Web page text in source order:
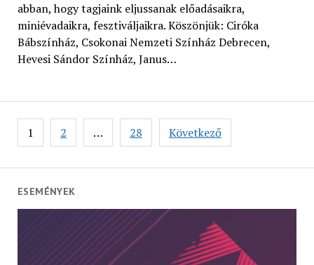
abban, hogy tagjaink eljussanak előadásaikra,
miniévadaikra, fesztiváljaikra. Köszönjük: Ciróka
Bábszínház, Csokonai Nemzeti Színház Debrecen,
Hevesi Sándor Színház, Janus…
Bejegyzés
navigáció
1 2 … 28 Következő
ESEMÉNYEK